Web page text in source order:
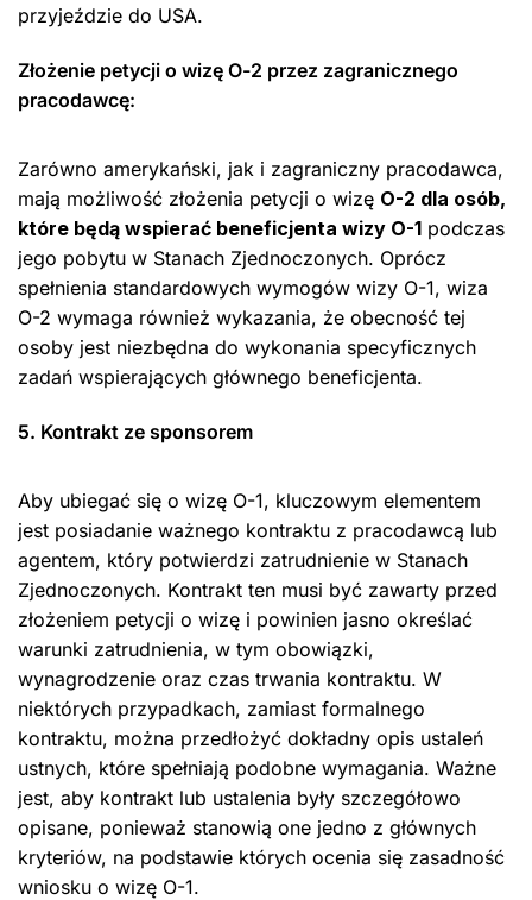
przyjeździe do USA.
Złożenie petycji o wizę O-2 przez zagranicznego
pracodawcę:
Zarówno amerykański, jak i zagraniczny pracodawca,
mają możliwość złożenia petycji o wizę O-2 dla osób,
które będą wspierać beneficjenta wizy O-1 podczas
jego pobytu w Stanach Zjednoczonych. Oprócz
spełnienia standardowych wymogów wizy O-1, wiza
O-2 wymaga również wykazania, że obecność tej
osoby jest niezbędna do wykonania specyficznych
zadań wspierających głównego beneficjenta.
5. Kontrakt ze sponsorem
Aby ubiegać się o wizę O-1, kluczowym elementem
jest posiadanie ważnego kontraktu z pracodawcą lub
agentem, który potwierdzi zatrudnienie w Stanach
Zjednoczonych. Kontrakt ten musi być zawarty przed
złożeniem petycji o wizę i powinien jasno określać
warunki zatrudnienia, w tym obowiązki,
wynagrodzenie oraz czas trwania kontraktu. W
niektórych przypadkach, zamiast formalnego
kontraktu, można przedłożyć dokładny opis ustaleń
ustnych, które spełniają podobne wymagania. Ważne
jest, aby kontrakt lub ustalenia były szczegółowo
opisane, ponieważ stanowią one jedno z głównych
kryteriów, na podstawie których ocenia się zasadność
wniosku o wizę O-1.